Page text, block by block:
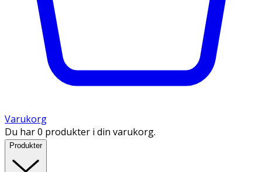
Varukorg
Du har 0 produkter i din varukorg.
Produkter